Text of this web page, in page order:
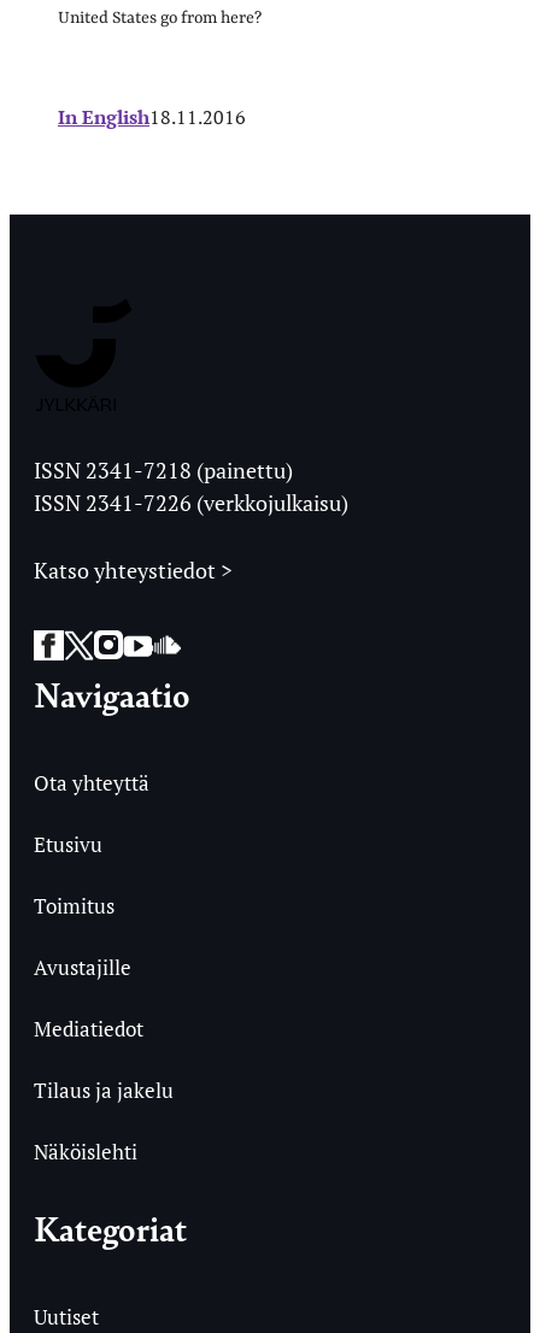
United States go from here?
In English18.11.2016
Ylioppilaslehti
ISSN 2341-7218 (painettu)
ISSN 2341-7226 (verkkojulkaisu)
Katso yhteystiedot >
Facebook
Twitter
Instagram
YouTube
SoundCloud
Navigaatio
Ota yhteyttä
Etusivu
Toimitus
Avustajille
Mediatiedot
Tilaus ja jakelu
Näköislehti
Kategoriat
Uutiset